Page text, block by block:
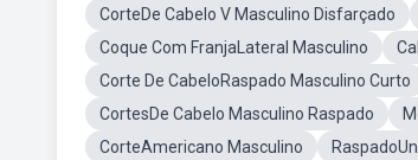
CorteDe Cabelo V Masculino Disfarçado
Coque Com FranjaLateral Masculino
Corte De CabeloRaspado Masculino Curto
CortesDe Cabelo Masculino Raspado
CorteAmericano Masculino